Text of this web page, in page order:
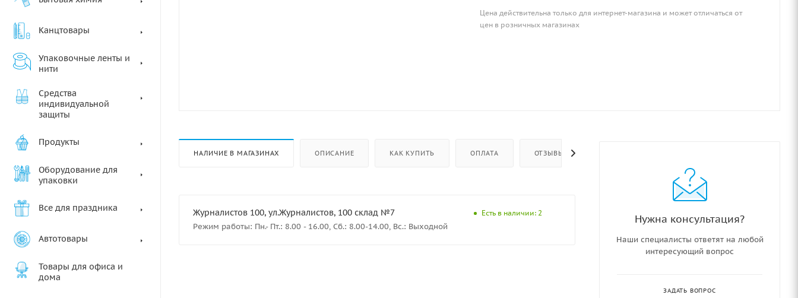
Канцтовары
Упаковочные ленты и
нити
Средства
индивидуальной
защиты
Продукты
Оборудование для
упаковки
Все для праздника
Автотовары
Товары для офиса и
дома
Цена действительна только для интернет-магазина и может отличаться от
цен в розничных магазинах
НАЛИЧИЕ В МАГАЗИНАХ ОПИСАНИЕ КАК КУПИТЬ ОПЛАТА ОТЗЫВЫ
Журналистов 100, ул.Журналистов, 100 склад №7
Режим работы: Пн.- Пт.: 8.00 - 16.00, Сб.: 8.00-14.00, Вс.: Выходной
Есть в наличии: 2 Нужна консультация?
Наши специалисты ответят на любой
интересующий вопрос
ЗАДАТЬ ВОПРОС